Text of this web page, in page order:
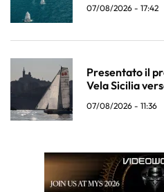
07/08/2026 - 17:42
Presentato il
Vela Sicilia
07/08/2026 - 11:36